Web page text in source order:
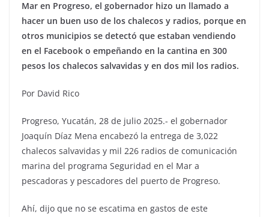
Mar en Progreso, el gobernador hizo un llamado a
hacer un buen uso de los chalecos y radios, porque en
otros municipios se detectó que estaban vendiendo
en el Facebook o empeñando en la cantina en 300
pesos los chalecos salvavidas y en dos mil los radios.
Por David Rico
Progreso, Yucatán, 28 de julio 2025.- el gobernador
Joaquín Díaz Mena encabezó la entrega de 3,022
chalecos salvavidas y mil 226 radios de comunicación
marina del programa Seguridad en el Mar a
pescadoras y pescadores del puerto de Progreso.
Ahí, dijo que no se escatima en gastos de este